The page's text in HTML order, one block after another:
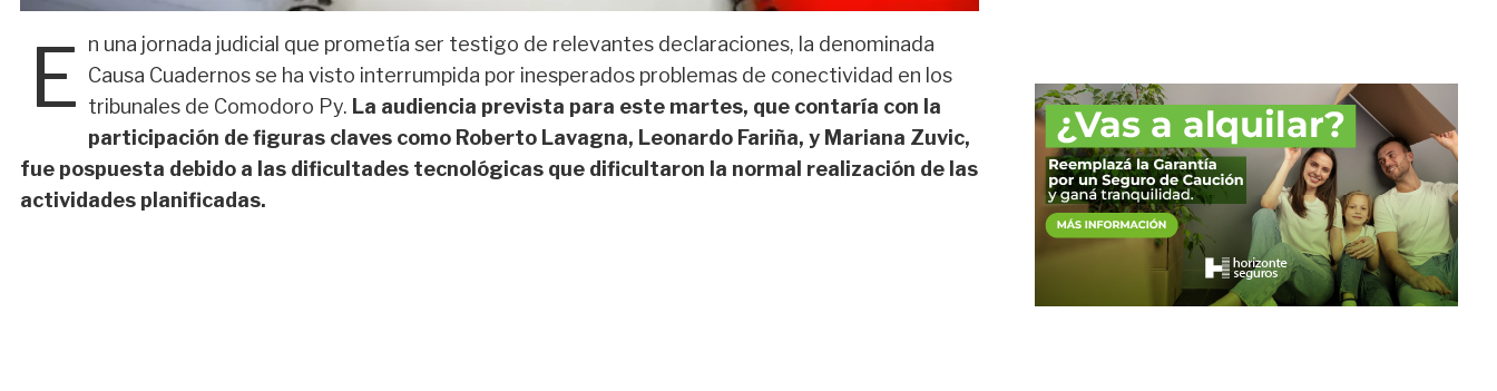
E n una jornada judicial que prometía ser testigo de relevantes declaraciones, la denominada
Causa Cuadernos se ha visto interrumpida por inesperados problemas de conectividad en los
tribunales de Comodoro Py. La audiencia prevista para este martes, que contaría con la
participación de figuras claves como Roberto Lavagna, Leonardo Fariña, y Mariana Zuvic,
fue pospuesta debido a las dificultades tecnológicas que dificultaron la normal realización de las
actividades planificadas.